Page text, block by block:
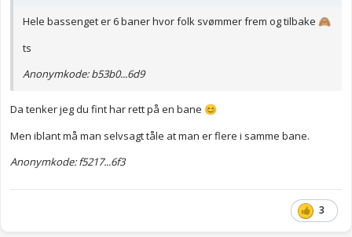
Hele bassenget er 6 baner hvor folk svømmer frem og tilbake 🙈
ts
Anonymkode: b53b0...6d9
Da tenker jeg du fint har rett på en bane 😊
Men iblant må man selvsagt tåle at man er flere i samme bane.
Anonymkode: f5217...6f3
3